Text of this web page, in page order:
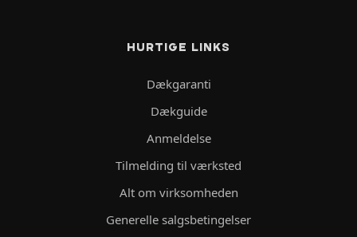
HURTIGE LINKS
Dækgaranti
Dækguide
Anmeldelse
Tilmelding til værksted
Alt om virksomheden
Generelle salgsbetingelser